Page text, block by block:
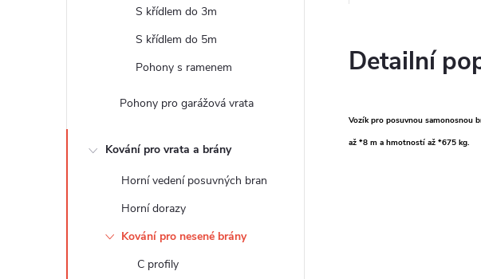
S křídlem do 3m
S křídlem do 5m
Pohony s ramenem
Pohony pro garážová vrata
Kování pro vrata a brány
Horní vedení posuvných bran
Horní dorazy
Kování pro nesené brány
C profily
Detailní
Vozík pro posuvnou samonosnou
až *8 m a hmotností až *675 kg.